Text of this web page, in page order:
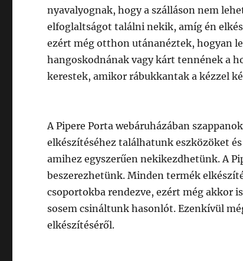
nyavalyognak, hogy a szálláson nem
elfoglaltságot találni nekik, amíg én
ezért még otthon utánanéztek, hogyan
hangoskodnának vagy kárt tennének a
kerestek, amikor rábukkantak a kézzel
A Pipere Porta webáruházában
elkészítéséhez találhatunk eszközöket
amihez egyszerűen nekikezdhetünk. A
beszerezhetünk. Minden termék
csoportokba rendezve, ezért még akkor
sosem csináltunk hasonlót. Ezenkívül
elkészítéséről.